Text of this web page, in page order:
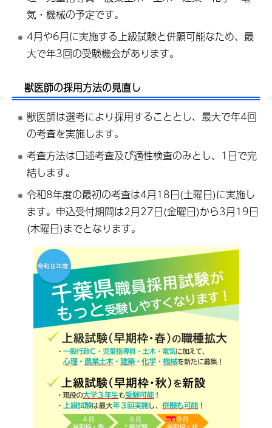
気・機械の予定です。
4月や6月に実施する上級試験と併願可能なため、最
大で年3回の受験機会があります。
獣医師の採用方法の見直し
獣医師は選考により採用することとし、最大で年4回
の考査を実施します。
考査方法は口述考査及び適性検査のみとし、1日で完
結します。
令和8年度の最初の考査は4月18日(土曜日)に実施し
ます。申込受付期間は2月27日(金曜日)から3月19日
(木曜日)までとなります。